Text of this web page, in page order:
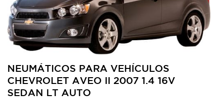
NEUMÁTICOS PARA VEHÍCULOS
CHEVROLET AVEO II 2007 1.4 16V
SEDAN LT AUTO